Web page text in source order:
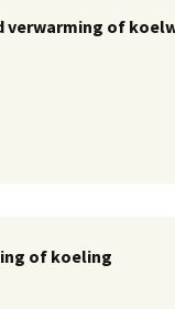
verwarming of
of koeling